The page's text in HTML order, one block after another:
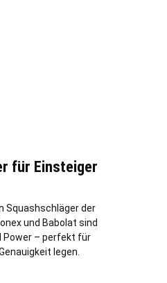
für Einsteiger
Squashschläger der
und Babolat sind
Power – perfekt für
legen.